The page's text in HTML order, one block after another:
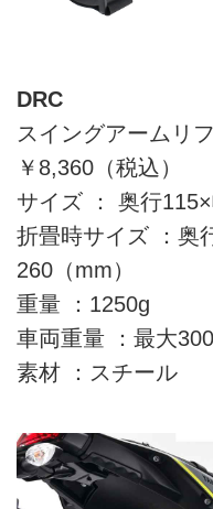
DRC
スイングアームリ
￥8,360（税込）
サイズ ： 奥行
折畳時サイズ ：奥
260（mm）
重量 ：1250g
車両重量 ：最大
素材 ：スチール